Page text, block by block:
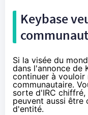
Keybase
Si la visée du
dans l'annonce de
continuer à vouloir
communautaire.
sorte d'IRC
peuvent aussi être
d'entité.